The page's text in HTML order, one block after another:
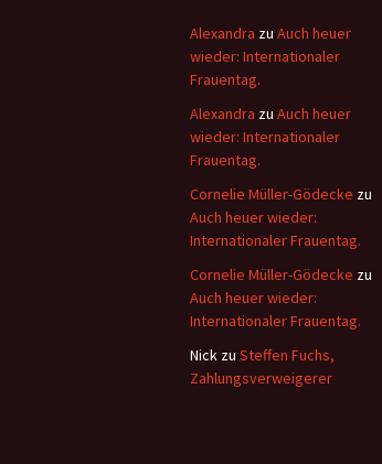
Alexandra zu Auch heuer
wieder: Internationaler
Frauentag.
Alexandra zu Auch heuer
wieder: Internationaler
Frauentag.
Cornelie Müller-Gödecke zu
Auch heuer wieder:
Internationaler Frauentag.
Cornelie Müller-Gödecke zu
Auch heuer wieder:
Internationaler Frauentag.
Nick zu Steffen Fuchs,
Zahlungsverweigerer